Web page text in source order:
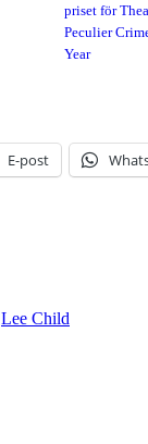
priset för
Peculier
Year
E-post
Lee Child